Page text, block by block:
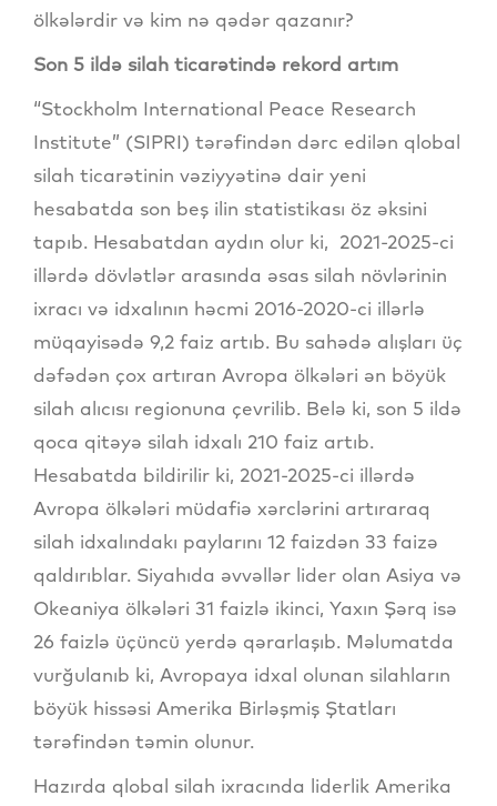
ölkələrdir və kim nə qədər qazanır?
Son 5 ildə silah ticarətində rekord artım
“Stockholm International Peace Research
Institute” (SIPRI) tərəfindən dərc edilən qlobal
silah ticarətinin vəziyyətinə dair yeni
hesabatda son beş ilin statistikası öz əksini
tapıb. Hesabatdan aydın olur ki, 2021-2025-ci
illərdə dövlətlər arasında əsas silah növlərinin
ixracı və idxalının həcmi 2016-2020-ci illərlə
müqayisədə 9,2 faiz artıb. Bu sahədə alışları üç
dəfədən çox artıran Avropa ölkələri ən böyük
silah alıcısı regionuna çevrilib. Belə ki, son 5 ildə
qoca qitəyə silah idxalı 210 faiz artıb.
Hesabatda bildirilir ki, 2021-2025-ci illərdə
Avropa ölkələri müdafiə xərclərini artıraraq
silah idxalındakı paylarını 12 faizdən 33 faizə
qaldırıblar. Siyahıda əvvəllər lider olan Asiya və
Okeaniya ölkələri 31 faizlə ikinci, Yaxın Şərq isə
26 faizlə üçüncü yerdə qərarlaşıb. Məlumatda
vurğulanıb ki, Avropaya idxal olunan silahların
böyük hissəsi Amerika Birləşmiş Ştatları
tərəfindən təmin olunur.
Hazırda qlobal silah ixracında liderlik Amerika